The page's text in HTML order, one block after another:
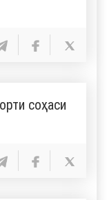
соҳаси